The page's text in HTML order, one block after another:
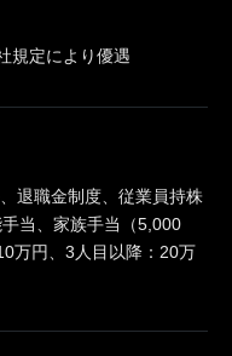
規定により優遇
退職金制度、従業員持株
当、家族手当（5,000
万円、3人目以降：20万